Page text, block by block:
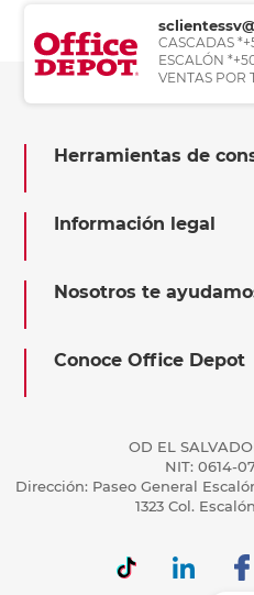
CASCADAS
ESCALÓN
VENTAS POR
Herramientas de
Información legal
Nosotros te
Conoce Office Depot
OD EL
NIT: 0614-
Dirección: Paseo General
1323 Col.